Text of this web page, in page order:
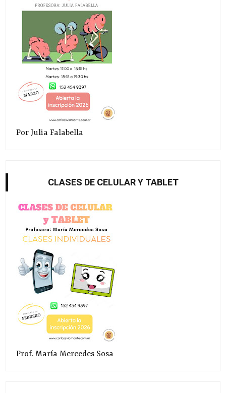
Por Julia Falabella
CLASES DE CELULAR Y TABLET
Prof. María Mercedes Sosa